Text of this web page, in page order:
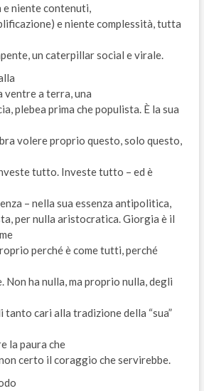
niente contenuti,
e niente complessità, tutta
un caterpillar social e virale.
ventre a terra, una
plebea prima che populista. È la sua
volere proprio questo, solo questo,
tutto. Investe tutto – ed è
– nella sua essenza antipolitica,
per nulla aristocratica. Giorgia è il
perché è come tutti, perché
Non ha nulla, ma proprio nulla, degli
tanto cari alla tradizione della “sua”
la paura che
certo il coraggio che servirebbe.